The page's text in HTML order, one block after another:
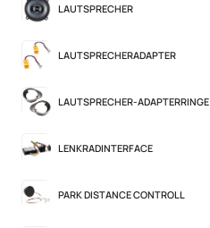
LAUTSPRECHER
LAUTSPRECHERADAPTER
LAUTSPRECHER-ADAPTERRINGE
LENKRADINTERFACE
PARK DISTANCE CONTROLL